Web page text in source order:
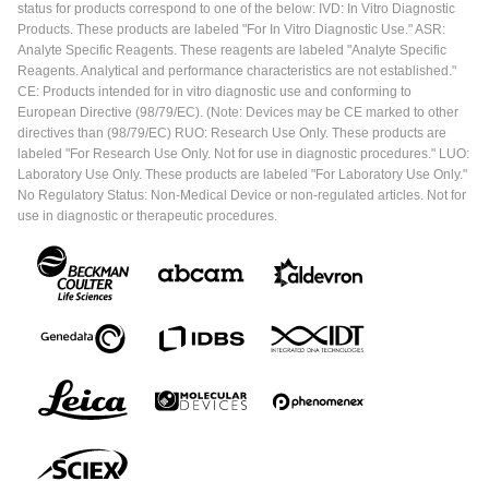
status for products correspond to one of the below: IVD: In Vitro Diagnostic
Products. These products are labeled "For In Vitro Diagnostic Use." ASR:
Analyte Specific Reagents. These reagents are labeled "Analyte Specific
Reagents. Analytical and performance characteristics are not established."
CE: Products intended for in vitro diagnostic use and conforming to
European Directive (98/79/EC). (Note: Devices may be CE marked to other
directives than (98/79/EC) RUO: Research Use Only. These products are
labeled "For Research Use Only. Not for use in diagnostic procedures." LUO:
Laboratory Use Only. These products are labeled "For Laboratory Use Only."
No Regulatory Status: Non-Medical Device or non-regulated articles. Not for
use in diagnostic or therapeutic procedures.